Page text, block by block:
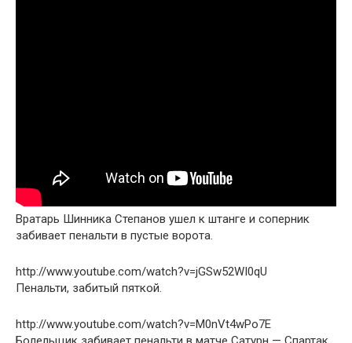
Вратарь Шинника Степанов ушел к штанге и соперник
забивает пенальти в пустые ворота.
http://www.youtube.com/watch?v=jGSw52WI0qU
Пенальти, забитый пяткой.
http://www.youtube.com/watch?v=M0nVt4wPo7E